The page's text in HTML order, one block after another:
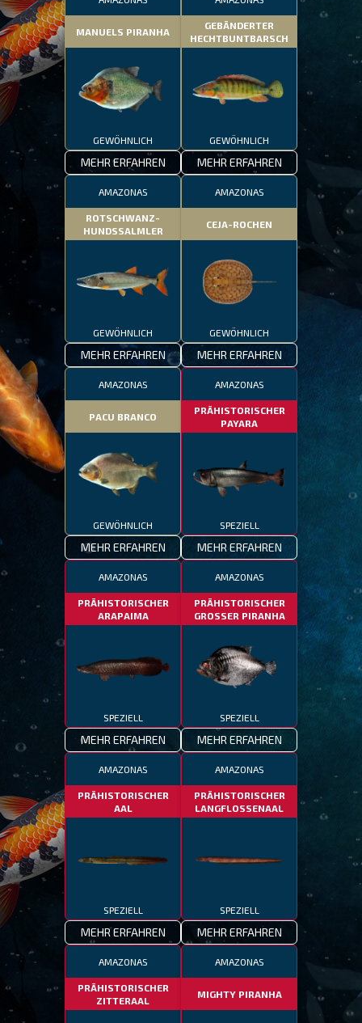
MANUELS PIRANHA
GEWÖHNLICH
MEHR ERFAHREN
GEBÄNDERTER
HECHTBUNTBARSCH
GEWÖHNLICH
MEHR ERFAHREN
AMAZONAS
ROTSCHWANZ-
HUNDSSALMLER
GEWÖHNLICH
MEHR ERFAHREN
AMAZONAS
CEJA-ROCHEN
GEWÖHNLICH
MEHR ERFAHREN
AMAZONAS
PACU BRANCO
GEWÖHNLICH
MEHR ERFAHREN
AMAZONAS
PRÄHISTORISCHER
PAYARA
SPEZIELL
MEHR ERFAHREN
AMAZONAS
PRÄHISTORISCHER
ARAPAIMA
SPEZIELL
MEHR ERFAHREN
AMAZONAS
PRÄHISTORISCHER
GROSSER PIRANHA
SPEZIELL
MEHR ERFAHREN
AMAZONAS
PRÄHISTORISCHER
AAL
SPEZIELL
MEHR ERFAHREN
AMAZONAS
PRÄHISTORISCHER
LANGFLOSSENAAL
SPEZIELL
MEHR ERFAHREN
AMAZONAS
PRÄHISTORISCHER
ZITTERAAL
AMAZONAS
MIGHTY PIRANHA